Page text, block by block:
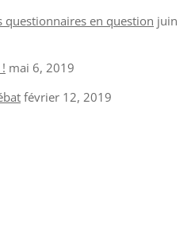
questionnaires en question juin
mai 6, 2019
février 12, 2019